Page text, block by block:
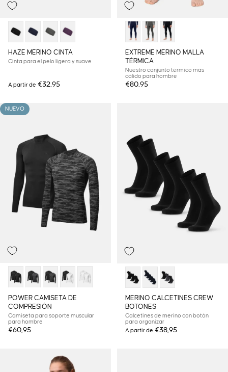
HAZE MERINO CINTA
Cinta para el pelo ligera y suave
A partir de €32,95
EXTREME MERINO MALLA
TÉRMICA
Nuestro conjunto térmico más
cálido para hombre
€80,95
NUEVO
POWER CAMISETA DE
COMPRESIÓN
Camiseta para soporte muscular
para hombre
€60,95
MERINO CALCETINES CREW
BOTONES
Calcetines de merino con botón
para organizar
A partir de €38,95